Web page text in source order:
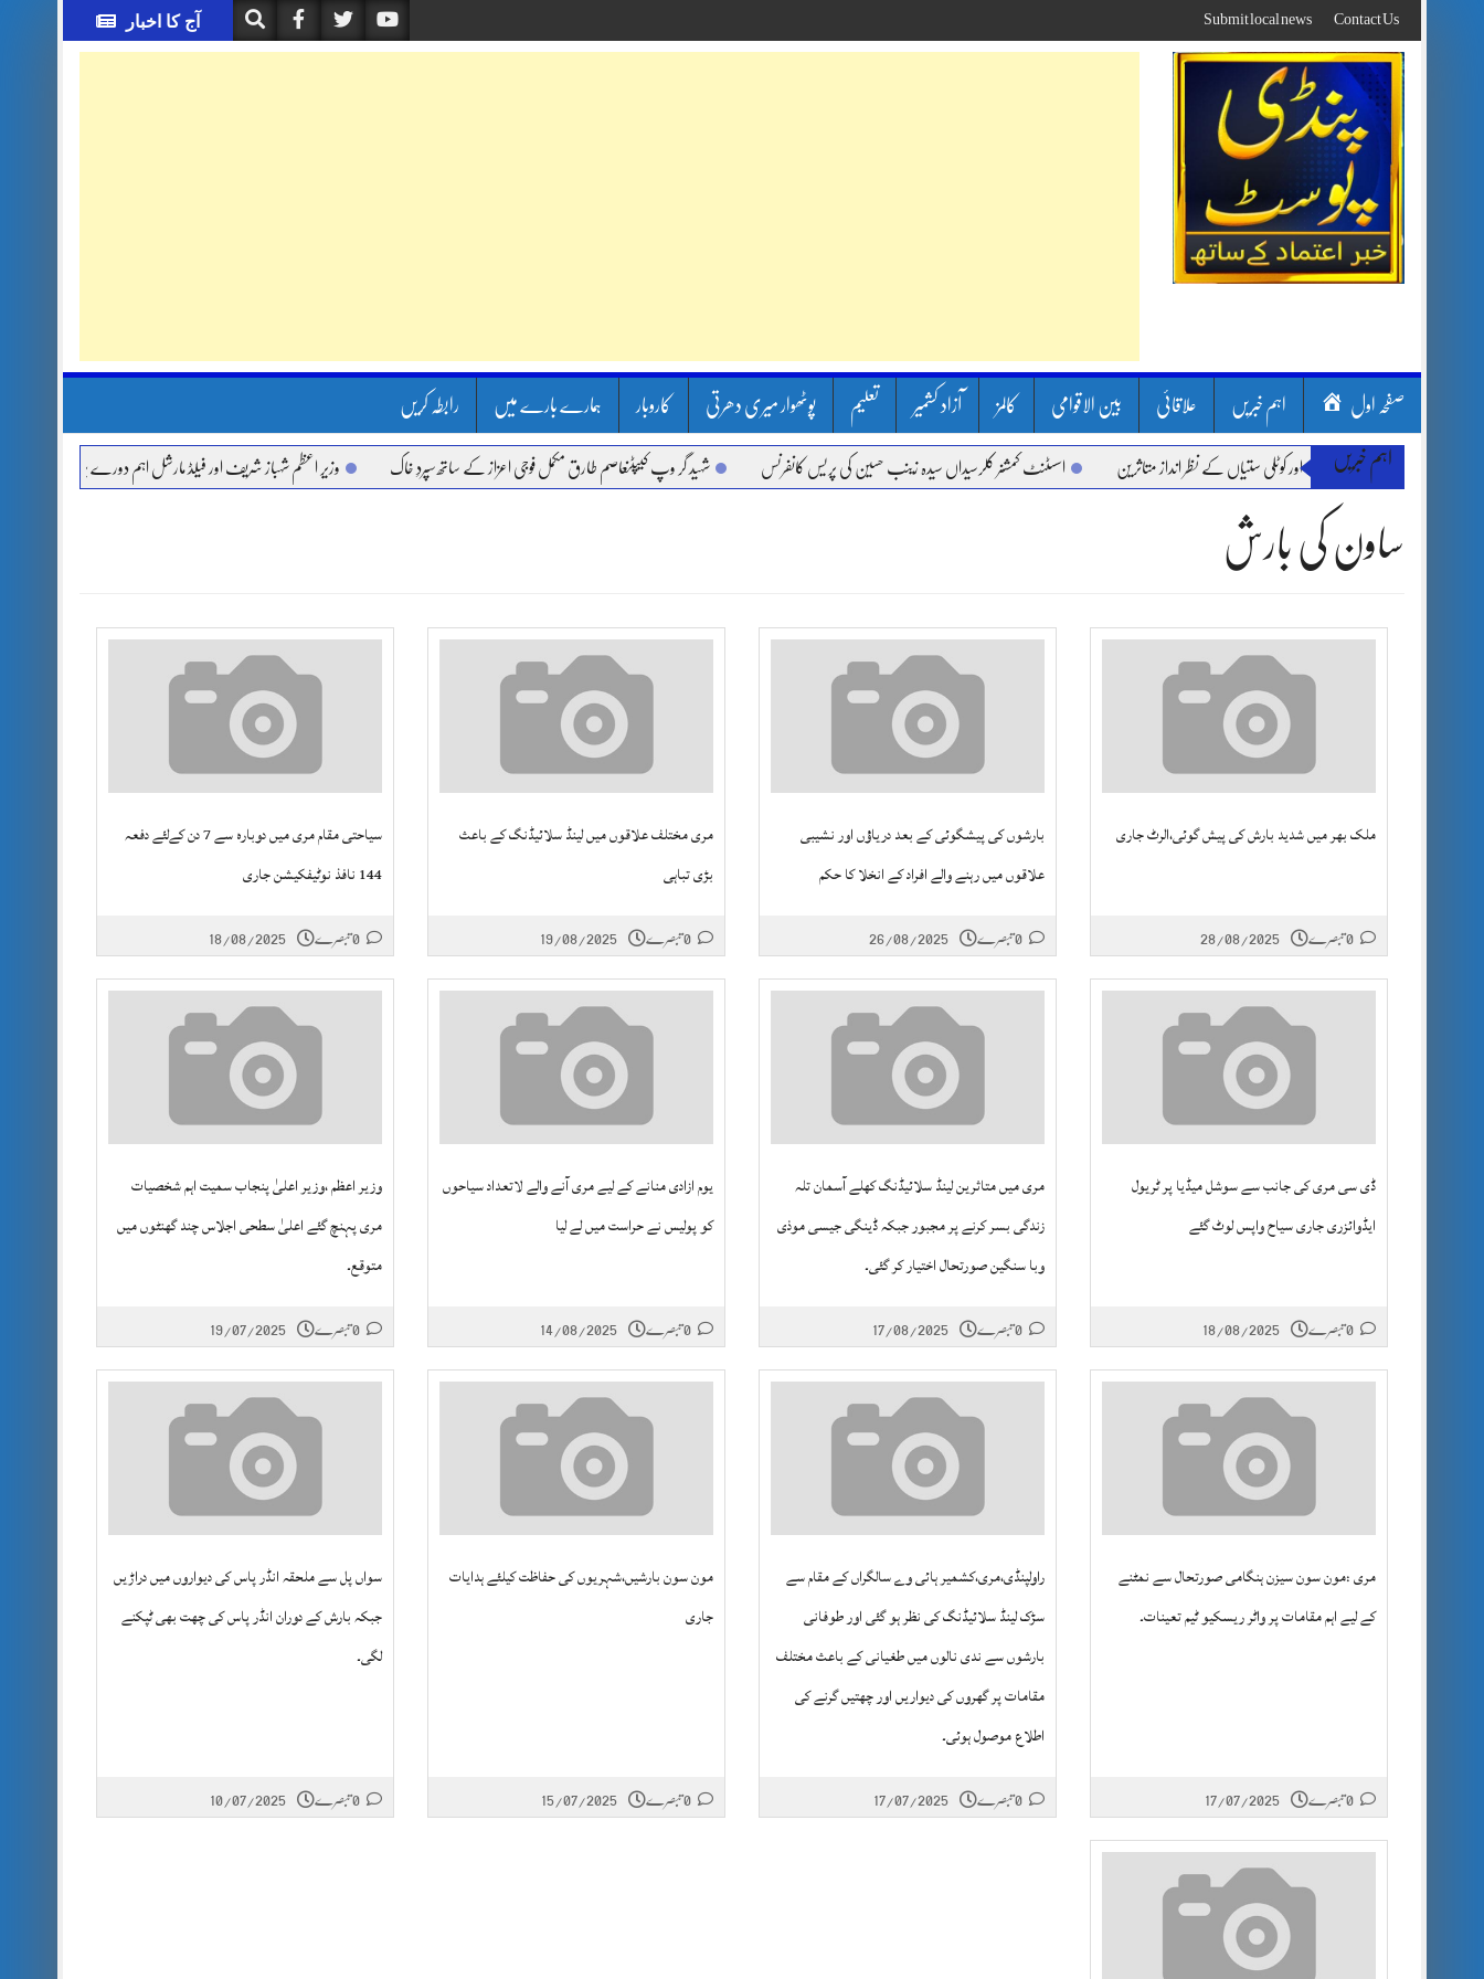
to
content
آج کا اخبار Contact Us
Submit local news
صفحہ اول اہم خبریں علاقائی بین الاقوامی کالمز آزاد کشمیر تعلیم پوٹھوار میری دھرتی کاروبار ہمارے بارے میں رابطہ کریں
اہم خبریں
بارشیں، لینڈ سلائیڈنگ اور کوٹلی ستیاں کے نظر انداز متاثرین اسسٹنٹ کمشنر کلرسیداں سیدہ زینب حسین کی پریس کانفرنس شہید گر وپ کیپٹنعاصم طارق مکمل فوجی اعزاز کے ساتھ سپردِ خاک وزیر اعظم شہباز شریف اور فیلڈ مارشل اہم دورے پر سعودی عرب روانہ
ساون کی بارش
ملک بھر میں شدید بارش کی پیش گوئی،الرٹ جاری
28/08/2025
بارشوں کی پیشگوئی کے بعد دریاؤں اور نشیبی
علاقوں میں رہنے والے افراد کے انخلا کا حکم
26/08/2025
مری مختلف علاقوں میں لینڈ سلائیڈنگ کے باعث
بڑی تباہی
19/08/2025
سیاحتی مقام مری میں دوبارہ سے 7 دن کےلئے دفعہ
144 نافذ نوٹیفکیشن جاری
18/08/2025
ڈی سی مری کی جانب سے سوشل میڈیا پر ٹریول
ایڈوائزری جاری سیاح واپس لوٹ گئے
18/08/2025
مری میں متاثرین لینڈ سلائیڈنگ کھلے آسمان تلہ
زندگی بسر کرنے پر مجبور جبکہ ڈینگی جیسی موذی
وبا سنگین صورتحال اختیار کر گئی۔
17/08/2025
یوم ازادی منانے کے لیے مری آنے والے لاتعداد سیاحوں
کو پولیس نے حراست میں لے لیا
14/08/2025
وزیر اعظم ،وزیر اعلیٰ پنجاب سمیت اہم شخصیات
مری پہنچ گئے اعلیٰ سطحی اجلاس چند گھنٹوں میں
متوقع۔
19/07/2025
مری :مون سون سیزن ہنگامی صورتحال سے نمٹنے
کے لیے اہم مقامات پر واٹر ریسکیو ٹیم تعینات۔
17/07/2025
راولپنڈی،مری،کشمیر ہائی وے سالگراں کے مقام سے
سڑک لینڈ سلائیڈنگ کی نظر ہو گئی اور طوفانی
بارشوں سے ندی نالوں میں طغیانی کے باعث مختلف
مقامات پر گھروں کی دیواریں اور چھتیں گرنے کی
اطلاع موصول ہوئی۔
17/07/2025
مون سون بارشیں،شہریوں کی حفاظت کیلئے ہدایات
جاری
15/07/2025
سواں پل سے ملحقہ انڈر پاس کی دیواروں میں دراڑیں
جبکہ بارش کے دوران انڈر پاس کی چھت بھی ٹپکنے
لگی۔
10/07/2025